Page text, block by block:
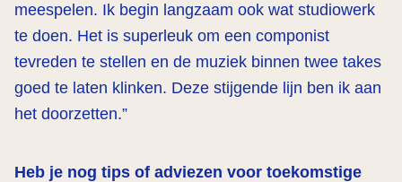
meespelen. Ik begin langzaam ook wat studiowerk
te doen. Het is superleuk om een componist
tevreden te stellen en de muziek binnen twee takes
goed te laten klinken. Deze stijgende lijn ben ik aan
het doorzetten.”
Heb je nog tips of adviezen voor toekomstige